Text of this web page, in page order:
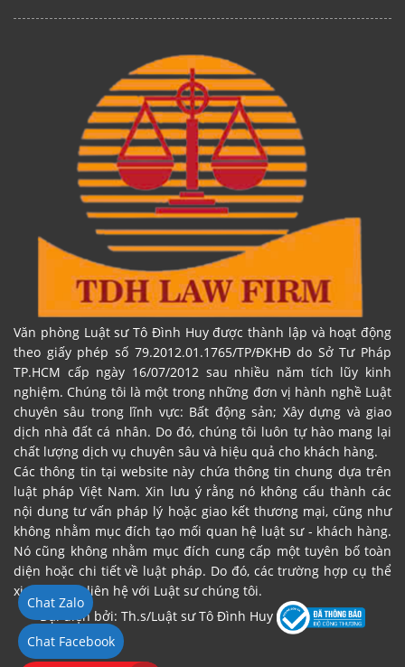
Văn phòng Luật sư Tô Đình Huy được thành lập và hoạt động
theo giấy phép số 79.2012.01.1765/TP/ĐKHĐ do Sở Tư Pháp
TP.HCM cấp ngày 16/07/2012 sau nhiều năm tích lũy kinh
nghiệm. Chúng tôi là một trong những đơn vị hành nghề Luật
chuyên sâu trong lĩnh vực: Bất động sản; Xây dựng và giao
dịch nhà đất cá nhân. Do đó, chúng tôi luôn tự hào mang lại
chất lượng dịch vụ chuyên sâu và hiệu quả cho khách hàng.
Các thông tin tại website này chứa thông tin chung dựa trên
luật pháp Việt Nam. Xin lưu ý rằng nó không cấu thành các
nội dung tư vấn pháp lý hoặc giao kết thương mại, cũng như
không nhằm mục đích tạo mối quan hệ luật sư - khách hàng.
Nó cũng không nhằm mục đích cung cấp một tuyên bố toàn
diện hoặc chi tiết về luật pháp. Do đó, các trường hợp cụ thể
xin vui lòng liên hệ với Luật sư chúng tôi.
Đại diện bởi: Th.s/Luật sư Tô Đình Huy
Chat Facebook
Chat Zalo